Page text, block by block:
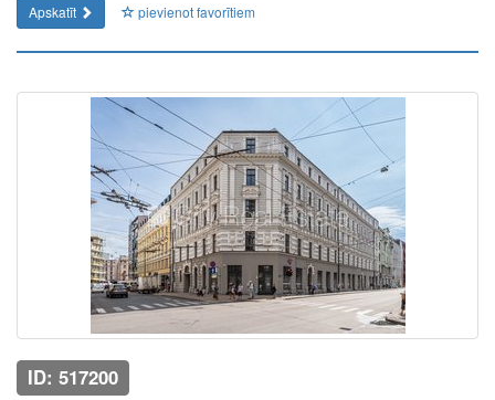
Apskatīt pievienot favorītiem
ID: 517200